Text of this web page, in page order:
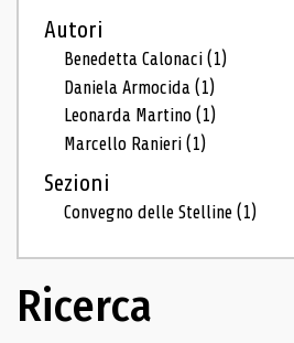
Autori
Benedetta Calonaci(1)
Daniela Armocida(1)
Leonarda Martino(1)
Marcello Ranieri(1)
Sezioni
Convegno delle Stelline(1)
Ricerca